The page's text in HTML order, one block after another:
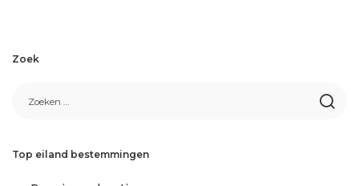
Zoek
Top eiland bestemmingen